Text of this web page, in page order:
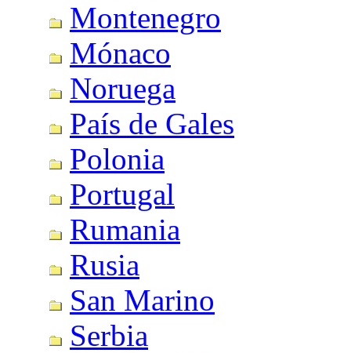
Montenegro
Mónaco
Noruega
País de Gales
Polonia
Portugal
Rumania
Rusia
San Marino
Serbia